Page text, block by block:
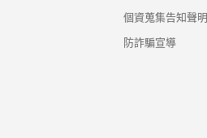
個資蒐集告知聲明
防詐騙宣導